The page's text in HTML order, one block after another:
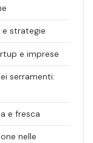
e strategie
e imprese
serramenti:
e fresca
nelle